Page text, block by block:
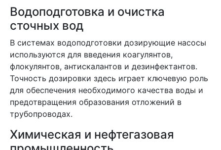
Водоподготовка и очистка
сточных вод
В системах водоподготовки дозирующие насосы
используются для введения коагулянтов,
флокулянтов, антискалантов и дезинфектантов.
Точность дозировки здесь играет ключевую роль
для обеспечения необходимого качества воды и
предотвращения образования отложений в
трубопроводах.
Химическая и нефтегазовая